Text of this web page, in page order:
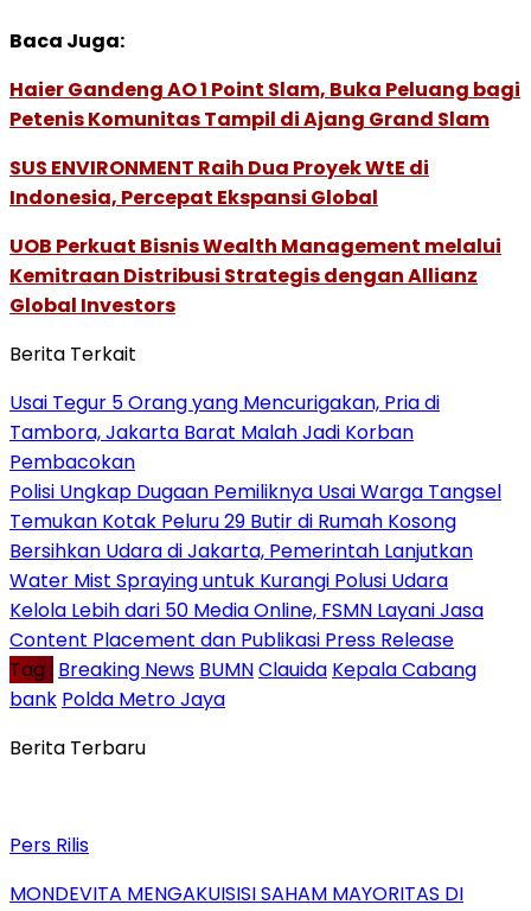
Baca Juga:
Haier Gandeng AO 1 Point Slam, Buka Peluang bagi
Petenis Komunitas Tampil di Ajang Grand Slam
SUS ENVIRONMENT Raih Dua Proyek WtE di
Indonesia, Percepat Ekspansi Global
UOB Perkuat Bisnis Wealth Management melalui
Kemitraan Distribusi Strategis dengan Allianz
Global Investors
Berita Terkait
Usai Tegur 5 Orang yang Mencurigakan, Pria di
Tambora, Jakarta Barat Malah Jadi Korban
Pembacokan
Polisi Ungkap Dugaan Pemiliknya Usai Warga Tangsel
Temukan Kotak Peluru 29 Butir di Rumah Kosong
Bersihkan Udara di Jakarta, Pemerintah Lanjutkan
Water Mist Spraying untuk Kurangi Polusi Udara
Kelola Lebih dari 50 Media Online, FSMN Layani Jasa
Content Placement dan Publikasi Press Release
Tag : Breaking News BUMNClauida Kepala Cabang
bank Polda Metro Jaya
Berita Terbaru
Pers Rilis
MONDEVITA MENGAKUISISI SAHAM MAYORITAS DI